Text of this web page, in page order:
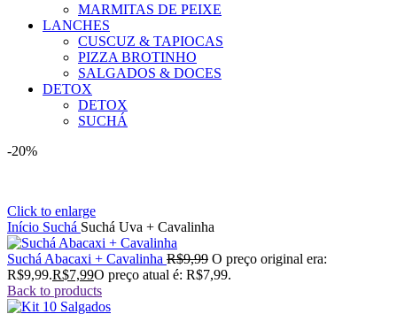
MARMITAS DE PEIXE
LANCHES
CUSCUZ & TAPIOCAS
PIZZA BROTINHO
SALGADOS & DOCES
DETOX
DETOX
SUCHÁ
-20%
Click to enlarge
Início Suchá Suchá Uva + Cavalinha
Suchá Abacaxi + Cavalinha R$9,99 O preço original era:
R$9,99.R$7,99O preço atual é: R$7,99.
Back to products